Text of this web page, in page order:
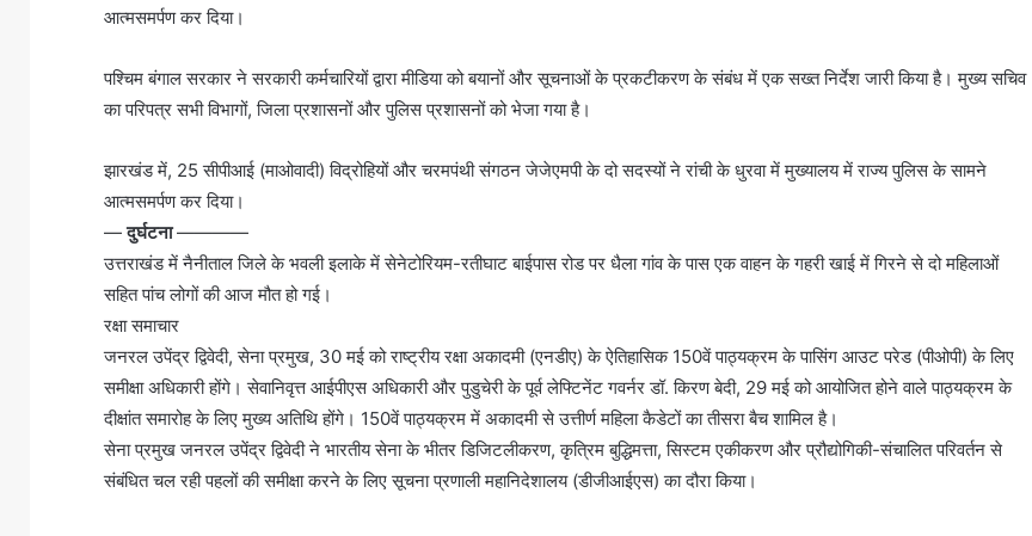
आत्मसमर्पण कर दिया।
पश्चिम बंगाल सरकार ने सरकारी कर्मचारियों द्वारा मीडिया को बयानों और सूचनाओं के प्रकटीकरण के संबंध में एक सख्त निर्देश जारी किया है। मुख्य सचिव
का परिपत्र सभी विभागों, जिला प्रशासनों और पुलिस प्रशासनों को भेजा गया है।
झारखंड में, 25 सीपीआई (माओवादी) विद्रोहियों और चरमपंथी संगठन जेजेएमपी के दो सदस्यों ने रांची के धुरवा में मुख्यालय में राज्य पुलिस के सामने
आत्मसमर्पण कर दिया।
—दुर्घटना————
उत्तराखंड में नैनीताल जिले के भवली इलाके में सेनेटोरियम-रतीघाट बाईपास रोड पर धैला गांव के पास एक वाहन के गहरी खाई में गिरने से दो महिलाओं
सहित पांच लोगों की आज मौत हो गई।
रक्षा समाचार
जनरल उपेंद्र द्विवेदी, सेना प्रमुख, 30 मई को राष्ट्रीय रक्षा अकादमी (एनडीए) के ऐतिहासिक 150वें पाठ्यक्रम के पासिंग आउट परेड (पीओपी) के लिए
समीक्षा अधिकारी होंगे। सेवानिवृत्त आईपीएस अधिकारी और पुडुचेरी के पूर्व लेफ्टिनेंट गवर्नर डॉ. किरण बेदी, 29 मई को आयोजित होने वाले पाठ्यक्रम के
दीक्षांत समारोह के लिए मुख्य अतिथि होंगे। 150वें पाठ्यक्रम में अकादमी से उत्तीर्ण महिला कैडेटों का तीसरा बैच शामिल है।
सेना प्रमुख जनरल उपेंद्र द्विवेदी ने भारतीय सेना के भीतर डिजिटलीकरण, कृत्रिम बुद्धिमत्ता, सिस्टम एकीकरण और प्रौद्योगिकी-संचालित परिवर्तन से
संबंधित चल रही पहलों की समीक्षा करने के लिए सूचना प्रणाली महानिदेशालय (डीजीआईएस) का दौरा किया।